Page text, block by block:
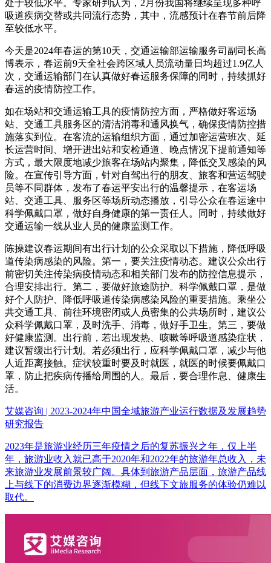
处于较低水平。专家研判认为，2月份我国将继续呈现多种呼
吸道疾病交替或共同流行态势，其中，流感预计在春节前后降
至较低水平。
今天是2024年春运的第10天，交通运输部运输服务司副司长高
博表示，春运前9天全社会跨区域人员流动量日均超过1.9亿人
次，交通运输部门在认真做好春运服务保障的同时，持续抓好
春运的疫情防控工作。
如在场站和交通运输工具的疫情防控方面，严格做好客运场
站、交通工具服务区的清洁消毒和通风换气，确保疫情防控措
施落实到位。在客流的运输组织方面，通过加密运营班次、延
长运营时间、增开进出站和安检通道、晚点情况下提前通知等
方式，最大限度地减少旅客在场站内聚集，降低交叉感染的风
险。在宣传引导方面，针对自驾出行的朋友、旅客和营运驾驶
员等不同群体，发布了春运平安出行的温馨提示，在客运场
站、交通工具、服务区等场所动态播放，引导公众在春运途中
科学佩戴口罩，做好自身健康的第一责任人。同时，持续做好
交通运输一线从业人员的健康监测工作。
陈操建议春运期间有出行计划的公众采取以下措施，降低呼吸
道传染病感染的风险。第一，要关注疫情动态。建议公众出行
前密切关注传染病疫情动态和相关部门发布的防控信息提示，
合理安排出行。第二，要做好旅途防护。科学佩戴口罩，是做
好个人防护、降低呼吸道传染病感染风险的重要措施。乘坐公
共交通工具、前往环境密闭或人员密集的公共场所时，建议公
众科学佩戴口罩，及时洗手、消毒，做好手卫生。第三，要做
好健康监测。出行前，若出现发热、咳嗽等呼吸道感染症状，
建议暂缓出行计划。若必须出行，应科学佩戴口罩，减少与他
人近距离接触。症状较重时要及时就医，就医的时候要佩戴口
罩，防止把疾病传播给周围的人。最后，要合理作息、健康生
活。
艾媒咨询 | 2023-2024年中国全域旅游产业运行数据及发展趋势
研究报告
2023年是旅游业经历三年疫情之后的复苏振兴之年，仅上半
年，旅游业收入就已高于2020年和2022年的旅游年总收入，未
来旅游业发展前景较广阔。具体到旅游产品层面，旅游产品线
上与线下的消费边界逐渐模糊，但线下文旅服务的体验仍难以
取代。